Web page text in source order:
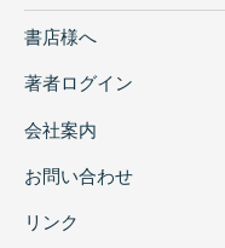
書店様へ
著者ログイン
会社案内
お問い合わせ
リンク